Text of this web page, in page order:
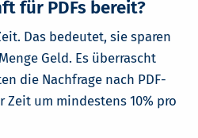
für PDFs bereit?
Das bedeutet, sie sparen
Geld. Es überrascht
die Nachfrage nach PDF-
Zeit um mindestens 10% pro